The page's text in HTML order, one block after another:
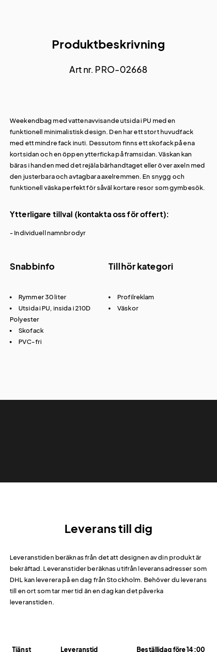
Produktbeskrivning
Art nr. PRO-02668
Weekendbag med vattenavvisande utsida i PU med en
funktionell minimalistisk design. Den har ett stort huvudfack
med ett mindre fack inuti. Dessutom finns ett skofack på ena
kortsidan och en öppen ytterficka på framsidan. Väskan kan
bäras i handen med det rejäla bärhandtaget eller över axeln med
den justerbara och avtagbara axelremmen. En snygg och
funktionell väska perfekt för såväl kortare resor som gymbesök.
Ytterligare tillval (kontakta oss för offert):
- Individuell namnbrodyr
Snabbinfo
Rymmer 30 liter
Utsida i PU, insida i 210D
Polyester
Skofack
PVC-fri
Tillhör kategori
Profilreklam
Väskor
Leverans till dig
Leveranstiden beräknas från det att designen av din produkt är
bekräftad. Leveranstider beräknas utifrån leveransadresser som
DHL kan leverera på en dag från Stockholm. Behöver du leverans
till en ort som tar mer tid än en dag kan det påverka
leveranstiden.
Tjänst Leveranstid Beställidag före 14:00